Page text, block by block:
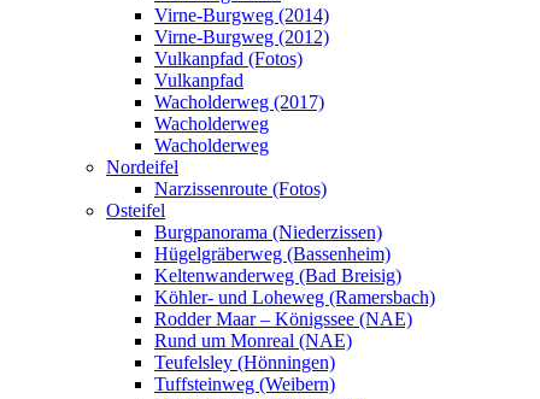
Virne-Burgweg (2014)
Virne-Burgweg (2012)
Vulkanpfad (Fotos)
Vulkanpfad
Wacholderweg (2017)
Wacholderweg
Wacholderweg
Nordeifel
Narzissenroute (Fotos)
Osteifel
Burgpanorama (Niederzissen)
Hügelgräberweg (Bassenheim)
Keltenwanderweg (Bad Breisig)
Köhler- und Loheweg (Ramersbach)
Rodder Maar – Königssee (NAE)
Rund um Monreal (NAE)
Teufelsley (Hönningen)
Tuffsteinweg (Weibern)